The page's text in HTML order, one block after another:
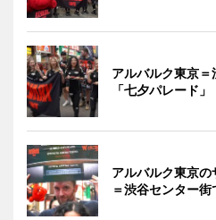
アルバルク東京
「七夕パレード」
アルバルク東京
＝渋谷センター街